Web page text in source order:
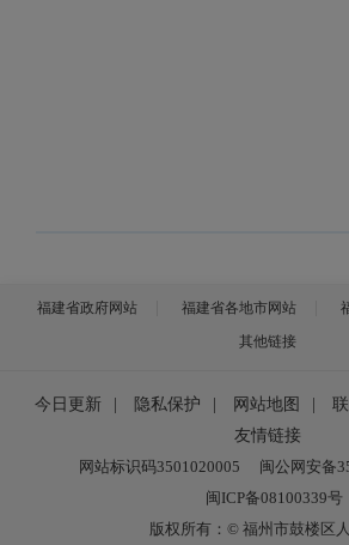
福建省政府网站 福建省各地市网站
其他链接
今日更新 隐私保护 网站地图
友情链接
网站标识码3501020005
闽公网安备
闽ICP备08100339号
版权所有：© 福州市鼓楼区